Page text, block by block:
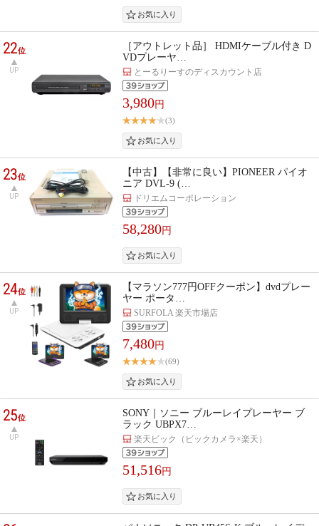
22位
UP
［アウトレット品］ HDMIケーブル付き D
VDプレーヤ…
とーるりーすのディスカウント店
3,980円
(3)
23位
UP
【中古】【非常に良い】PIONEER パイオ
ニア DVL-9 (…
ドリエムコーポレーション
58,280円
24位
UP
【マラソン777円OFFクーポン】dvdプレー
ヤー ポータ…
SURFOLA 楽天市場店
7,480円
(69)
25位
UP
SONY｜ソニー ブルーレイプレーヤー ブ
ラック UBPX7…
楽天ビック（ビックカメラ×楽天）
51,516円